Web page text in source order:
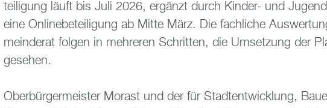
tei­li­gung läuft bis Juli 2026, er­gänzt durch Kin­der- und
eine On­line­be­tei­li­gung ab Mitte März. Die fach­li­che
mein­de­rat fol­gen in meh­re­ren Schrit­ten, die Um­set­zung der
ge­se­hen.
Ober­bür­ger­meis­ter Mo­rast und der für Stadt­ent­wick­lung,